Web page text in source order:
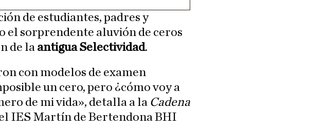
de estudiantes, padres y
el sorprendente aluvión de ceros
de la antigua Selectividad.
con modelos de examen
un cero, pero ¿cómo voy a
de mi vida», detalla a la Cadena
IES Martín de Bertendona BHI